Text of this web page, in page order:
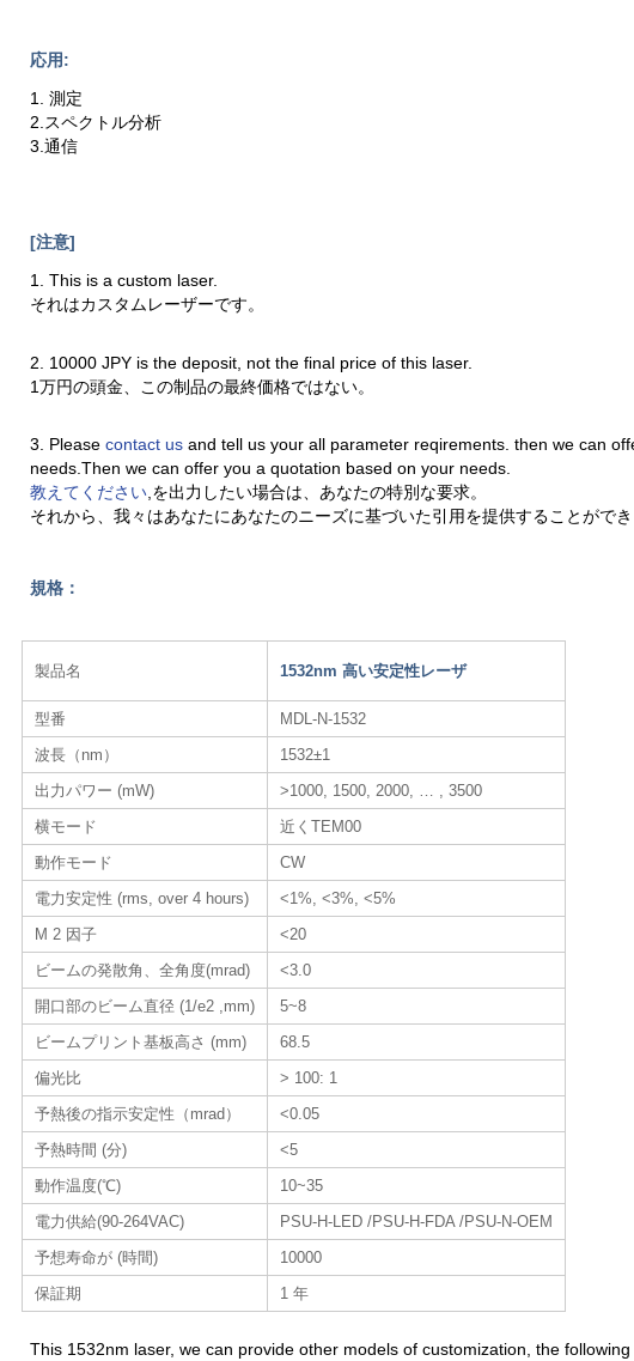
応用:
1. 測定
2.スペクトル分析
3.通信
[注意]
1. This is a custom laser.
それはカスタムレーザーです。
2. 10000 JPY is the deposit, not the final price of this laser.
1万円の頭金、この制品の最終価格ではない。
3. Pleasecontact usand tell us your all parameter reqirements. then we can
needs.Then we can offer you a quotation based on your needs.
教えてください,を出力したい場合は、あなたの特別な要求。
それから、我々はあなたにあなたのニーズに基づいた引用を提供することができ
規格：
製品名 1532nm 高い安定性レーザ
型番
MDL-N-1532
波長（nm）
1532±1
出力パワー (mW)
>1000, 1500, 2000, … , 3500
横モード
近くTEM00
動作モード
CW
電力安定性 (rms, over 4 hours)
<1%, <3%, <5%
M 2 因子
<20
ビームの発散角、全角度(mrad)
<3.0
開口部のビーム直径 (1/e2 ,mm)
5~8
ビームプリント基板高さ (mm)
68.5
偏光比
> 100: 1
予熱後の指示安定性（mrad）
<0.05
予熱時間 (分)
<5
動作温度(℃)
10~35
電力供給(90-264VAC)
PSU-H-LED /PSU-H-FDA /PSU-N-OEM
予想寿命が (時間)
10000
保証期
1 年
This 1532nm laser, we can provide other models of customization, the